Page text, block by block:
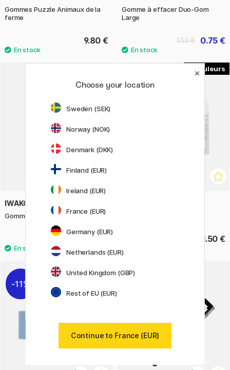
Gommes Puzzle Animaux de la
ferme
9.80 €
Gomme à effacer Duo-Gom
Large
0.75 €
1.50 €
IWAKO
Gommes Puzzle Trafic
9.80 € 1.50 €
11%
Choose your location
Sweden (SEK)
Norway (NOK)
Denmark (DKK)
Finland (EUR)
Ireland (EUR)
France (EUR)
Germany (EUR)
Netherlands (EUR)
United Kingdom (GBP)
Rest of EU (EUR)
Continue to France (EUR)